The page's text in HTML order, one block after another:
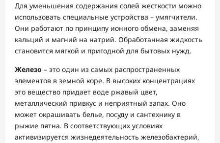
Для уменьшения содержания солей жесткости можно
использовать специальные устройства – умягчители.
Они работают по принципу ионного обмена, заменяя
кальций и магний на натрий. Обработанная жидкость
становится мягкой и пригодной для бытовых нужд.
Железо – это один из самых распространенных
элементов в земной коре. В высоких концентрациях
это вещество придает воде ржавый цвет,
металлический привкус и неприятный запах. Оно
может окрашивать белье, посуду и сантехнику в
рыжие пятна. В соответствующих условиях
активизируется жизнедеятельность железобактерий,